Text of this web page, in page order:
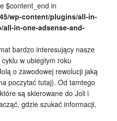
$content_end in
wp-content/plugins/all-in-
in-one-adsense-and-
bardzo interesujący nasze
w ubiegłym roku
o zawodowej rewolucji jaką
poczytać tutaj). Od tamtego
są skierowane do Joli i
gdzie szukać informacji,